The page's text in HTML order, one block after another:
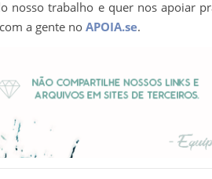
nosso trabalho e quer nos apoiar
a gente noAPOIA.se.